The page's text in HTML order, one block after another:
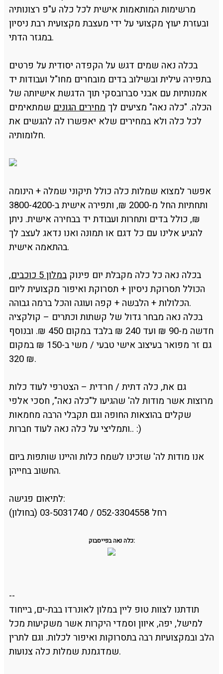
מרשימות המותאמות אישית לכל כלה ע"פ רצונותיה
ובעזרת יעוץ מקצועי על ידי מעצבת מקצועית רבת ניסיון
במגזר הדתי.
בכלה נאה שמים דגש על הקפדה יסודית על פרטים
בתפירה עילית ובשילוב בדים מובחרים מחו"ל ועבודות יד
אמנותיות עם אבני סברובסקי תוך הדגשת אישיותה של
הכלה. "כלה נאה" מציעים לךמחירים הגונים שמתאימים
לכל כלה ולא במחירים שלא יאפשרו לה להגשים את
חלומותיה.
אפשר למצוא שמלות כלה כולל תיקוני שמלה + הינומה
ותחתיות החל מ-2000 ₪, ותפירה אישית ב-3800-4200
₪, כולל בדים ותחרות ועבודת יד בבחירה אישית. ניתן
להגיע אלינו עם כל דגם או תמונה ואנו נדאג לעצב לך
בהתאמה אישית.
בכלה נאה כל כלה מקבלת יום פינוק במלון 5 כוכבים
,
הכולל תסרוקת ניסיון + תסרוקת ואיפור מקצועית ליום
הכלולות + הלבשה + קפה ועוגה והכל ברמה גבוהה.
בכלה נאה מבחר גדול של קשתות וכתרים – קולקציה
חדשה מ-90 ₪ ועד 240 ₪ בלבד במקום 450 ₪. ובנוסף
גם זר מפואר בעיצוב אישי טבעי / משי ב-150 ₪ במקום
320 ₪.
גם את, כלה דתית / חרדית – הצטרפי לעוד כלות
מרוצות אשר מודות לה' שהגיעו ל"כלה נאה", חסכי אלפי
שקלים בהוצאות החופה וגם תקבלי הרבה מחמאות
ותמליצי על כלה נאה לעוד חברות.. :)
אנו מודות לה' שזכינו לשמח כלות והיינו שותפות ביום
החשוב בחייהן.
לתיאום פגישה:
רחל 052-3304558 / 03-5031740 (בחולון)
כלה נאה בפייסבוק:
--
תודתנו לצוות טופ ליין במלון לאונרדו בבת-ים, בייחוד
למישל, יפה, איוון וסמדי היקרות אשר משקיעות מכל
הלב ובמקצועיות רבה בתסרוקות ואיפור לכלות. וגם לתרין
שמדגמנת שמלות כלה צנועות.